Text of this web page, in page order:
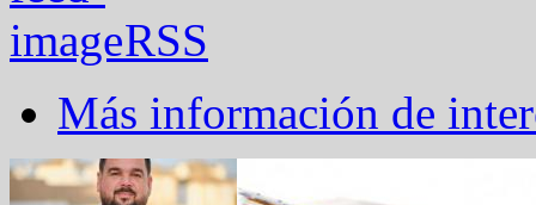
RSS
Más información de